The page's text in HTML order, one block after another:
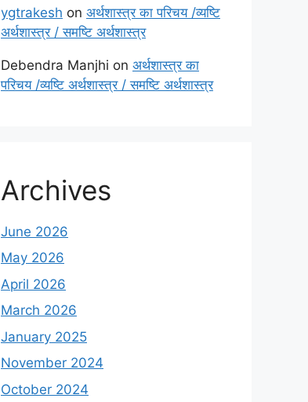
ygtrakesh on अर्थशास्त्र का परिचय /व्यष्टि
अर्थशास्त्र / समष्टि अर्थशास्त्र
Debendra Manjhi on अर्थशास्त्र का
परिचय /व्यष्टि अर्थशास्त्र / समष्टि अर्थशास्त्र
Archives
June 2026
May 2026
April 2026
March 2026
January 2025
November 2024
October 2024